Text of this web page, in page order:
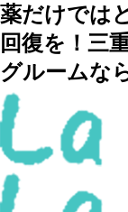
薬だけでは
回復を！三
グルームな